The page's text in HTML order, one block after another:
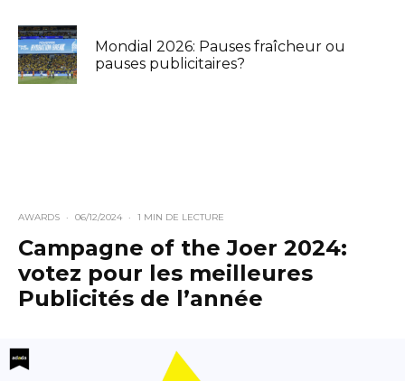
Mondial 2026: Pauses fraîcheur ou
pauses publicitaires?
AWARDS · 06/12/2024 · 1 MIN DE LECTURE
Campagne of the Joer 2024:
votez pour les meilleures
Publicités de l’année